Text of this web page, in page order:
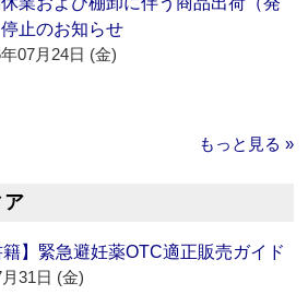
止のお知らせ
07月24日 (金)
もっと見る »
ア
籍】緊急避妊薬OTC適正販売ガイド
31日 (金)